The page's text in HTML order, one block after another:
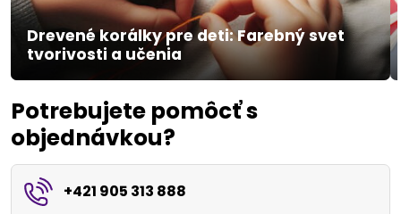
Drevené korálky pre deti: Farebný svet
tvorivosti a učenia
Potrebujete pomôcť s
objednávkou?
+421 905 313 888